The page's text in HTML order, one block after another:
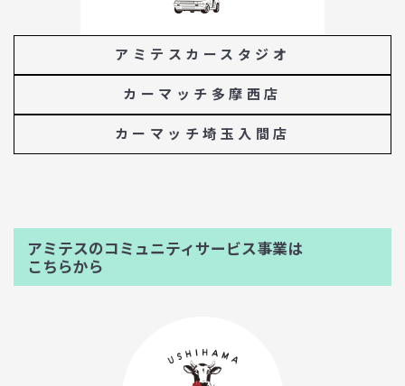
アミテスカースタジオ
カーマッチ多摩西店
カーマッチ埼玉入間店
アミテスのコミュニティサービス事業は
こちらから